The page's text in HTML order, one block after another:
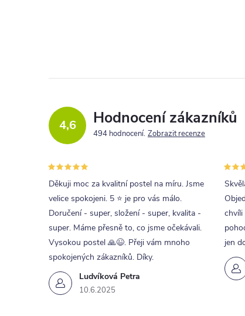
4,6 Hodnocení zákazníků
494 hodnocení Zobrazit recenze
Ludvíková Petra
10.6.2025
Děkuji moc za kvalitní postel na míru. Jsme
velice spokojeni. 5 ⭐ je pro vás málo.
Doručení - super, složení - super, kvalita -
super. Máme přesně to, co jsme očekávali.
Vysokou postel 🙏😉. Přeji vám mnoho
spokojených zákazníků. Díky.
chvíli
jen